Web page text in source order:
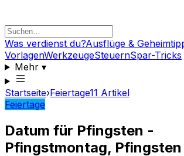
Was verdienst du?Ausflüge &
VorlagenWerkzeugeSteuernSpar-Tricks
Mehr▾
Startseite›Feiertage11 Artikel
Feiertage
Datum für Pfingsten -
Pfingstmontag, Pfingsten